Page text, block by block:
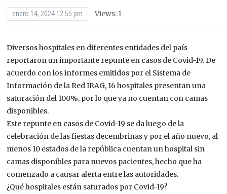
enero 14, 2024 12:55 pm Views: 1
Diversos hospitales en diferentes entidades del país
reportaron un importante repunte en casos de Covid-19. De
acuerdo con los informes emitidos por el Sistema de
Información de la Red IRAG, 16 hospitales presentan una
saturación del 100%, por lo que ya no cuentan con camas
disponibles.
Este repunte en casos de Covid-19 se da luego de la
celebración de las fiestas decembrinas y por el año nuevo, al
menos 10 estados de la república cuentan un hospital sin
camas disponibles para nuevos pacientes, hecho que ha
comenzado a causar alerta entre las autoridades.
¿Qué hospitales están saturados por Covid-19?